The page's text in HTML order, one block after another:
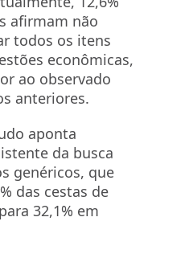
afirmam não
todos os itens
econômicas,
ao observado
anteriores.
aponta
da busca
genéricos, que
das cestas de
32,1% em